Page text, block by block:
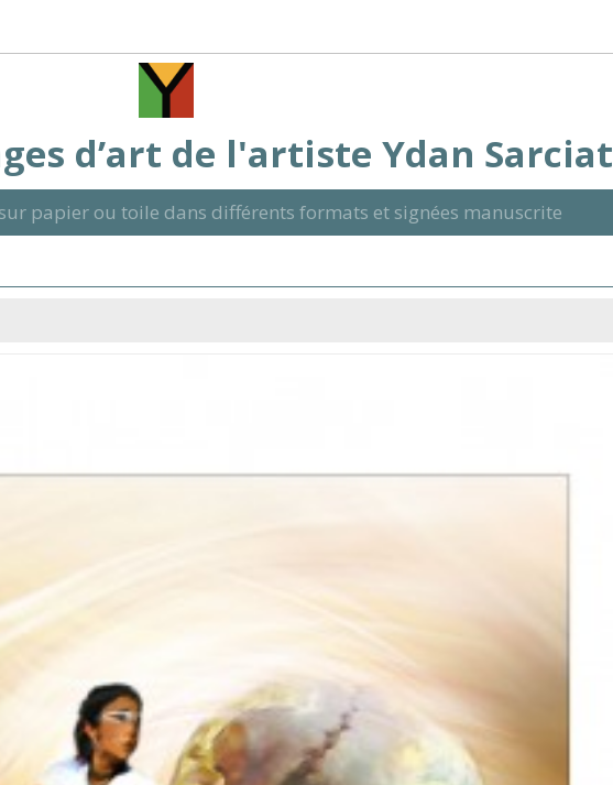
d’art de l'artiste Ydan Sarciat
papier ou toile dans différents formats et signées manuscrite